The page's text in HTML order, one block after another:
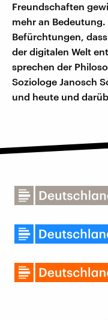
Freundschaften
mehr an
Befürchtungen,
der digitalen Welt
sprechen der
Soziologe Janosch
und heute und